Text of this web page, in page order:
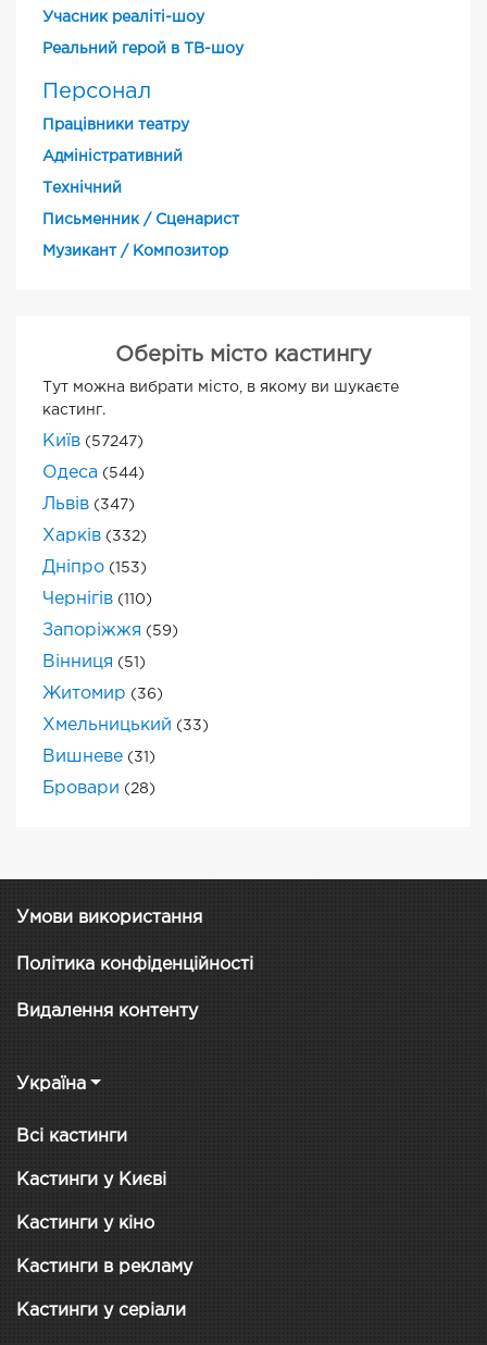
Учасник реаліті-шоу
Реальний герой в ТВ-шоу
Персонал
Працівники театру
Адміністративний
Технічний
Письменник / Сценарист
Музикант / Композитор
Оберіть місто кастингу
Тут можна вибрати місто, в якому ви шукаєте
кастинг.
Київ (57247)
Одеса (544)
Львів (347)
Харків (332)
Дніпро (153)
Чернігів (110)
Запоріжжя (59)
Вінниця (51)
Житомир (36)
Хмельницький (33)
Вишневе (31)
Бровари (28)
Умови використання
Політика конфіденційності
Видалення контенту
Україна
Всі кастинги
Кастинги у Києві
Кастинги у кіно
Кастинги в рекламу
Кастинги у серіали